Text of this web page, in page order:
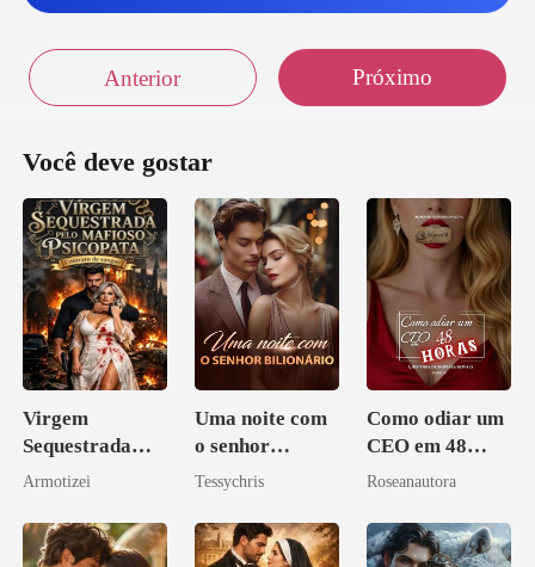
Anterior Próximo
Você deve gostar
Virgem
Sequestrada
pelo Mafioso
CONTRATO
DE SANGUE
Armotizei
Uma noite com
o senhor
Bilionário
Tessychris
Como odiar um
CEO em 48
horas
Roseanautora